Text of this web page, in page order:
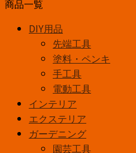
水
性
ラ
ー
55ml
商品一覧
DIY用品
先端工具
塗料・ペンキ
手工具
電動工具
インテリア
エクステリア
ガーデニング
園芸工具